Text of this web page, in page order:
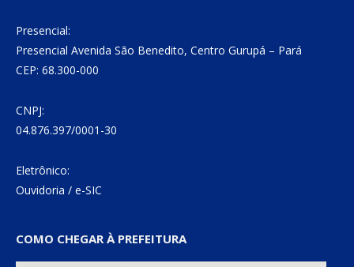
Presencial:
Presencial Avenida São Benedito, Centro Gurupá – Pará
CEP: 68.300-000
CNPJ:
04.876.397/0001-30
Eletrônico:
Ouvidoria / e-SIC
COMO CHEGAR À PREFEITURA